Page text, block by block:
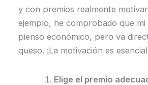
y con premios realmente
ejemplo, he comprobado que
pienso económico, pero va
queso. ¡La motivación es
Elige el premio